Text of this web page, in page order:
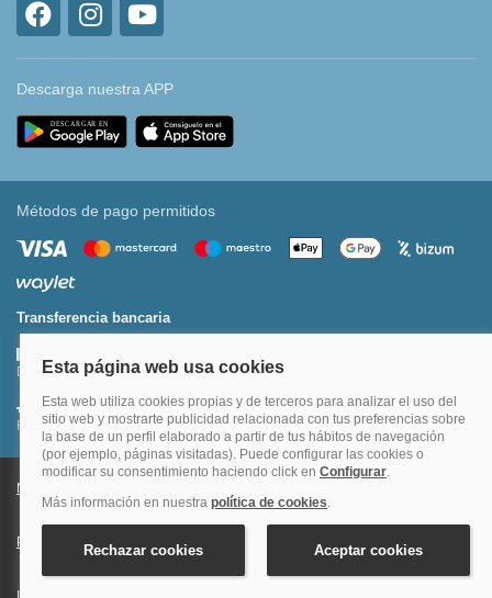
Descarga nuestra APP
Métodos de pago permitidos
Transferencia bancaria
Divide tu compra en 3 pagos al 0% TAE
Financia hasta en 12 meses o en 4 pagos sin intereses
Nota legal y condiciones de uso de la página web
Política de Privacidad Condiciones Generales de Contratación